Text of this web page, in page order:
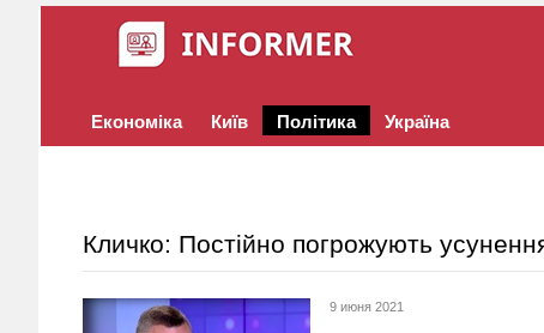
Економіка Київ Політика Україна
Кличко: Постійно погрожують
9 июня 2021